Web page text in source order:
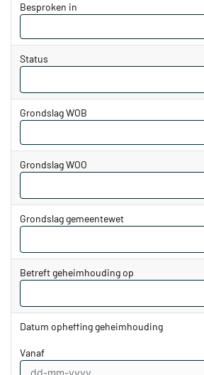
Besproken in
Status
Grondslag WOB
Grondslag WOO
Grondslag gemeentewet
Betreft geheimhouding op
Datum opheffing geheimhouding
vanaf